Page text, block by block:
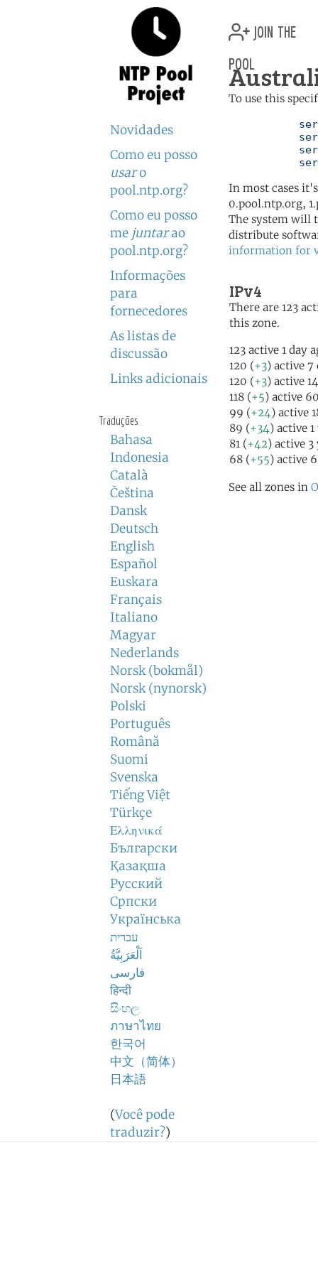
Novidades
Como eu posso
usaro
pool.ntp.org?
Como eu posso
me juntarao
pool.ntp.org?
Informações
para
fornecedores
As listas de
discussão
Links adicionais
Traduções
Bahasa
Indonesia
Català
Čeština
Dansk
Deutsch
English
Español
Euskara
Français
Italiano
Magyar
Nederlands
Norsk (bokmål)
Norsk (nynorsk)
Polski
Português
Română
Suomi
Svenska
Tiếng Việt
Türkçe
Ελληνικά
Български
Қазақша
Русский
Српски
Українська
עברית
اَلْعَرَبِيَّةُ
فارسی
हिन्दी
සිංහල
ภาษาไทย
한국어
中文（简体）
日本語
(Você pode
traduzir?)
join the
pool
To use this
In most cases
0.pool.ntp.org,
The system will
distribute
information for
IPv4
There are 123
this zone.
123 active 1 day
120 (+3) active 7
120 (+3) active
118 (+5) active
99 (+24) active
89 (+34) active
81 (+42) active 3
68 (+55) active
See all zones in